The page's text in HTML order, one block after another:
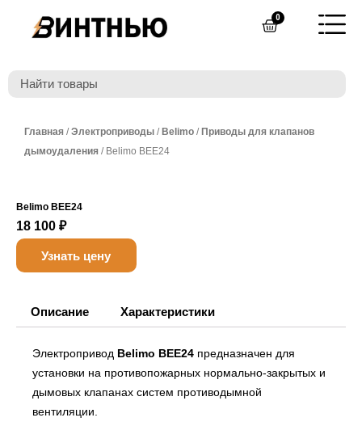
0Cart
Главная /Электроприводы / Belimo / Приводы для клапанов
дымоудаления / Belimo BEE24
Belimo BEE24
18 100 ₽
Узнать цену
Описание Характеристики
Электропривод Belimo BEE24 предназначен для
установки на противопожарных нормально-закрытых и
дымовых клапанах систем противодымной
вентиляции.